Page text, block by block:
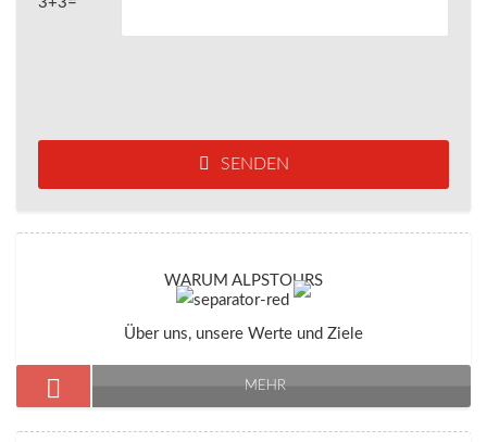
SENDEN
WARUM ALPSTOURS
Über uns, unsere Werte und Ziele
MEHR